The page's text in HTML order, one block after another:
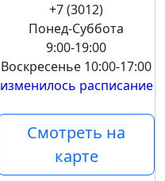
+7 (3012)
Понед-Суббота
9:00-19:00
Воскресенье 10:00-17:00
изменилось расписание
Смотреть на
карте